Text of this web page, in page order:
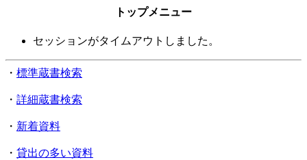
トップメニュー
セッションがタイムアウトしました。
・ 標準蔵書検索
・ 詳細蔵書検索
・ 新着資料
・ 貸出の多い資料